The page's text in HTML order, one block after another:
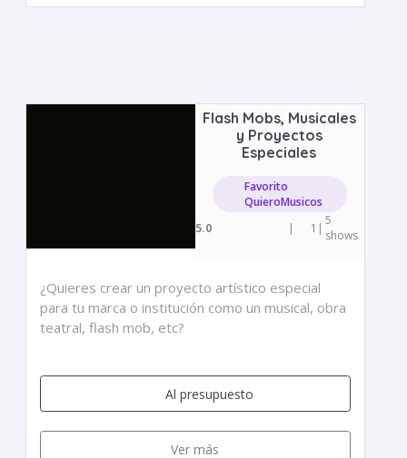
Flash Mobs, Musicales
y Proyectos
Especiales
Favorito
QuieroMusicos
5.0
| 1 | 5
shows
¿Quieres crear un proyecto artístico especial
para tu marca o institución como un musical, obra
teatral, flash mob, etc?
Al presupuesto
Ver más